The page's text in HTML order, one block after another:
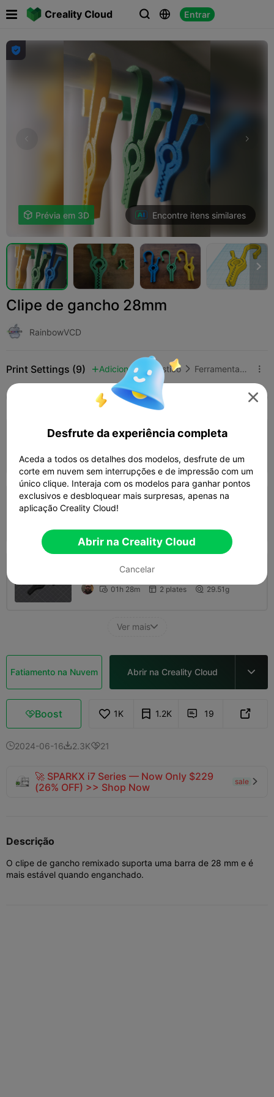
Creality Cloud   Entrar
 

 Prévia em 3D Encontre itens similares

Clipe de gancho 28mm
RainbowVCD
Print Settings (9)  Adicionar Doméstico  Ferramentas e Peças de Reposição 
K2 Plus K2 Pro
Camada de 0,2mm, 2 paredes, 15% de
 45m 40s 1 plates  15.59g
Camada de 0,2mm, 3 paredes, 15% de
preenchimento
Camada de 0,2mm, 2 paredes, 15% de
 01h 28m  2 plates  29.51g
Ver mais
Fatiamento na Nuvem Abrir na Creality Cloud 
Boost 1K 1.2K  19 
2024-06-162.3K21
🚀 SPARKX i7 Series — Now Only $229
(26% OFF) >> Shop Now
sale 
Descrição
O clipe de gancho remixado suporta uma barra de 28 mm e é
mais estável quando enganchado.

Desfrute da experiência completa
Aceda a todos os detalhes dos modelos, desfrute de um
corte em nuvem sem interrupções e de impressão com um
único clique. Interaja com os modelos para ganhar pontos
exclusivos e desbloquear mais surpresas, apenas na
aplicação Creality Cloud!
Abrir na Creality Cloud
Cancelar